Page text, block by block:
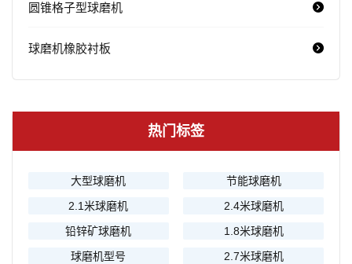
圆锥格子型球磨机
球磨机橡胶衬板
热门标签
大型球磨机
节能球磨机
2.1米球磨机
2.4米球磨机
铅锌矿球磨机
1.8米球磨机
球磨机型号
2.7米球磨机